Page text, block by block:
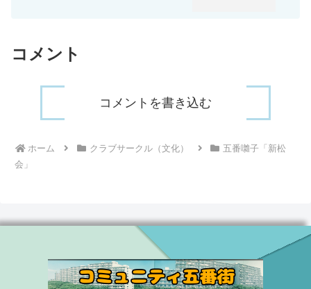
コメント
コメントを書き込む
ホーム クラブサークル（文化）
五番囃子「新松
会」